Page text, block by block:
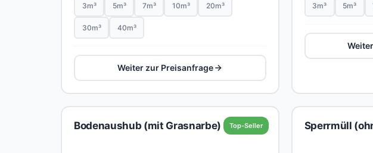
3m³ 5m³ 7m³ 10m³ 20m³
30m³ 40m³
Weiter zur Preisanfrage
3m³ 5m³
Top-Seller
Bodenaushub (mit Grasnarbe) Sperrmüll